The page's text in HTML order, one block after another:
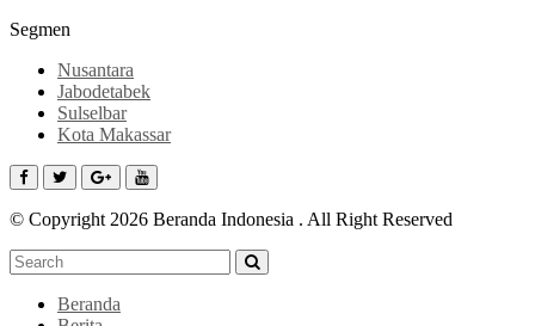
Segmen
Nusantara
Jabodetabek
Sulselbar
Kota Makassar
© Copyright 2026 Beranda Indonesia . All Right Reserved
Beranda